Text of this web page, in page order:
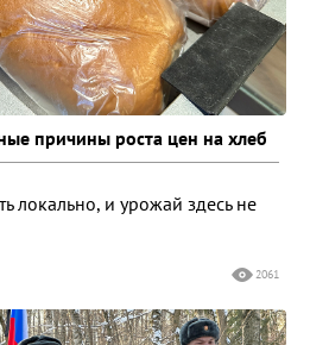
причины роста цен на хлеб
локально, и урожай здесь не
2061